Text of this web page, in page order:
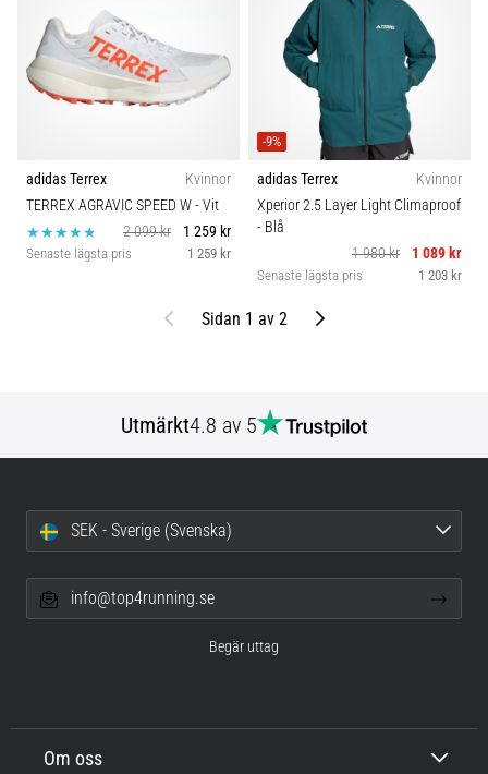
adidas Terrex
Kvinnor
TERREX AGRAVIC SPEED W- Vit
2 099 kr
1 259 kr
Senaste lägsta pris 1 259 kr
-9%
adidas Terrex
Kvinnor
Xperior 2.5 Layer Light Climaproof
- Blå
1 980 kr
1 089 kr
Senaste lägsta pris 1 203 kr
Föregående
Sidan 1 av 2 Nästa
Utmärkt4.8 av 5
Om oss
SEK - Sverige (Svenska)
info@top4running.se
Begär uttag